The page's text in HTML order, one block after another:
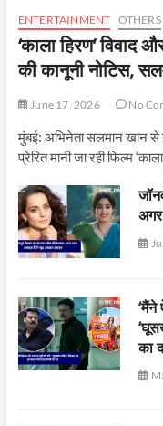
ENTERTAINMENT OTHERS
‘काला हिरण’ विवाद
की कानूनी नोटिस,
June 17, 2026 No
मुंबई: अभिनेता सलमान खान से
प्रेरित मानी जा रही फिल्म
‘मैंने
का